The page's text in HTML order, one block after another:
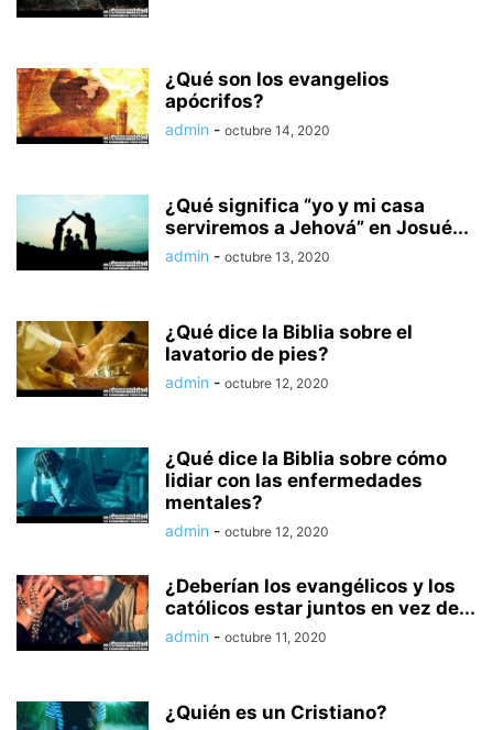
PREGUNTAS SOBRE LOS LIBROS DE LA BIBLIA
PREGUNTAS SOBRE LUGARES EN LA BIBLIA
PREGUNTAS SOBRE PERSONAS EN LA BIBLIA
PREGUNTAS SOBRE RELACIONES PREGUNTAS SOBRE SALUD
RESPUESTAS A PREGUNTAS BÍBLICAS SALUD TECNOLOGÍA
TEOLOGÍA CRISTIANA PRIMITIVA TODO CAPELLANÍA
TOP 20 PREGUNTAS BÍBLICAS TOPICAL: ANALOGIES
VIDEOS
¿Qué son los evangelios
apócrifos?
admin - octubre 14, 2020
¿Qué significa “yo y mi casa
serviremos a Jehová” en Josué...
admin - octubre 13, 2020
¿Qué dice la Biblia sobre el
lavatorio de pies?
admin - octubre 12, 2020
¿Qué dice la Biblia sobre cómo
lidiar con las enfermedades
mentales?
admin - octubre 12, 2020
¿Deberían los evangélicos y los
católicos estar juntos en vez de...
admin - octubre 11, 2020
¿Quién es un Cristiano?